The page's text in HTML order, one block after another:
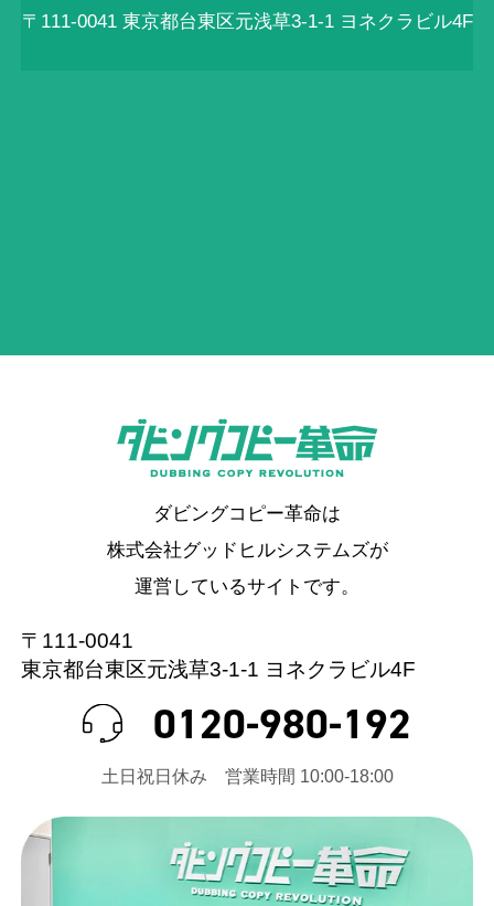
〒111-0041 東京都台東区元浅草3-1-1 ヨネクラビル4F
ダビングコピー革命は
株式会社グッドヒルシステムズが
運営しているサイトです。
〒111-0041
東京都台東区元浅草3-1-1 ヨネクラビル4F
0120-980-192
⼟⽇祝⽇休み 営業時間 10:00-18:00